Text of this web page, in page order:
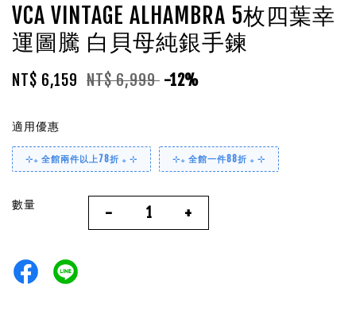
VCA VINTAGE ALHAMBRA 5枚四葉幸
運圖騰 白貝母純銀手鍊
NT$ 6,159 NT$ 6,999 -12%
適用優惠
⊹₊ 全館兩件以上78折 ₊ ⊹ ⊹₊ 全館一件88折 ₊ ⊹
數量 - +